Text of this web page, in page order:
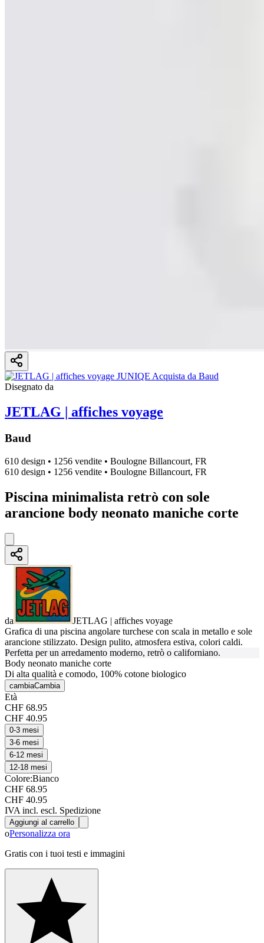
Disegnato da
JETLAG | affiches voyage
Baud
610 design • 1256 vendite • Boulogne Billancourt, FR
610 design • 1256 vendite • Boulogne Billancourt, FR
Piscina minimalista retrò con sole
arancione body neonato maniche corte
da
JETLAG | affiches voyage
Grafica di una piscina angolare turchese con scala in metallo e sole
arancione stilizzato. Design pulito, atmosfera estiva, colori caldi.
Perfetta per un arredamento moderno, retrò o californiano.
Body neonato maniche corte
Di alta qualità e comodo, 100% cotone biologico
cambiaCambia
Età
CHF 68.95
CHF 40.95
0-3 mesi
3-6 mesi
6-12 mesi
12-18 mesi
Colore:Bianco
CHF 68.95
CHF 40.95
IVA incl. escl. Spedizione
Aggiungi al carrello
oPersonalizza ora
Gratis con i tuoi testi e immagini